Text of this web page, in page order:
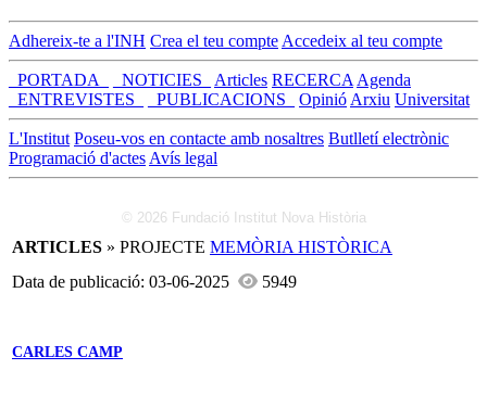
Adhereix-te a l'INH Crea el teu compte Accedeix al teu compte
_PORTADA_ _NOTICIES_ Articles RECERCA Agenda
_ENTREVISTES_
_PUBLICACIONS_ Opinió Arxiu Universitat
L'Institut Poseu-vos en contacte amb nosaltres Butlletí electrònic
Programació d'actes Avís legal
© 2026 Fundació Institut Nova Història
ARTICLES » PROJECTE MEMÒRIA HISTÒRICA
Data de publicació: 03-06-2025
5949
CARLES CAMP